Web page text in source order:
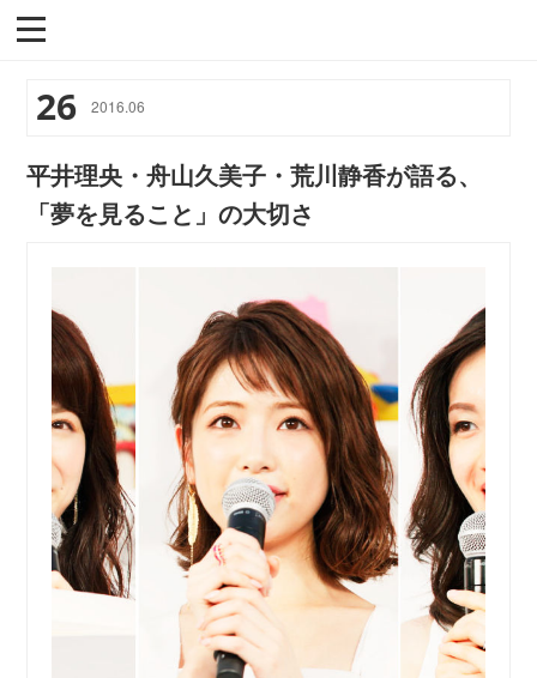
26 2016.06
平井理央・舟山久美子・荒川静香が語る、
「夢を見ること」の大切さ